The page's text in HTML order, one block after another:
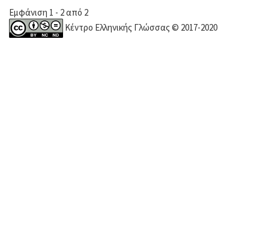
Εμφάνιση 1 - 2 από 2
Κέντρο Ελληνικής Γλώσσας © 2017-2020